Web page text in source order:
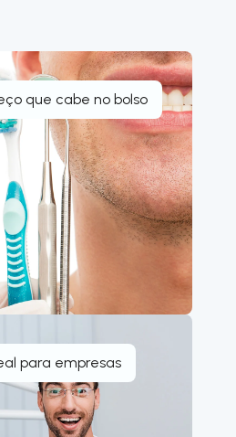
que cabe no bolso
para empresas